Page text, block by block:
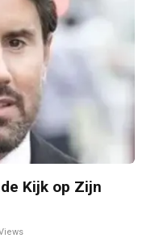
Kijk op Zijn